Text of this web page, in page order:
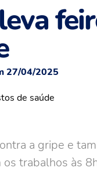
27/04/2025
a gripe e
os trabalhos às